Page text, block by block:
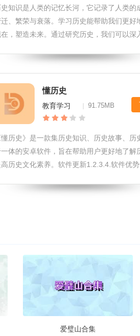
史知识是人类的记忆长河，它记录了人类的
、繁荣与衰落。学习历史能帮助我们更好
，塑造未来。通过研究历史，我们可以深
也为我们提供了宝贵的教训和警示，让我们
对当前的挑战和决策。好的，
懂历史
教育学习 91.75MB
懂历史》是一款集历史知识、历史故事、历
体的安卓软件，旨在帮助用户更好地了解
历史文化素养。软件更新1.2.3.4.软件优
历史人物，涵盖了中国及世界的历史，为用
爱璧山合集